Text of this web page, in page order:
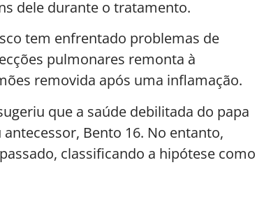
dele durante o tratamento.
tem enfrentado problemas de
pulmonares remonta à
removida após uma inflamação.
que a saúde debilitada do papa
Bento 16. No entanto,
classificando a hipótese como